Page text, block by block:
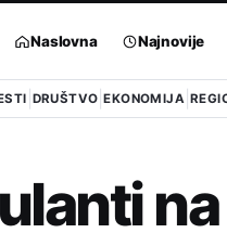
Naslovna Najnovije
DRUŠTVO EKONOMIJA